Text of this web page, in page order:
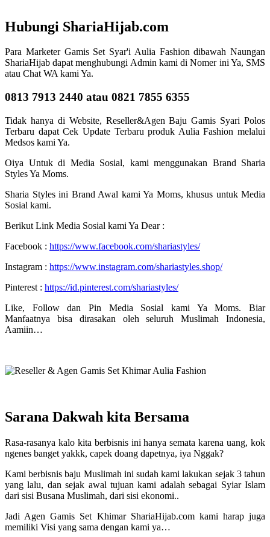
Hubungi ShariaHijab.com
Para Marketer Gamis Set Syar'i Aulia Fashion dibawah Naungan
ShariaHijab dapat menghubungi Admin kami di Nomer ini Ya, SMS
atau Chat WA kami Ya.
0813 7913 2440 atau 0821 7855 6355
Tidak hanya di Website, Reseller&Agen Baju Gamis Syari Polos
Terbaru dapat Cek Update Terbaru produk Aulia Fashion melalui
Medsos kami Ya.
Oiya Untuk di Media Sosial, kami menggunakan Brand Sharia
Styles Ya Moms.
Sharia Styles ini Brand Awal kami Ya Moms, khusus untuk Media
Sosial kami.
Berikut Link Media Sosial kami Ya Dear :
Facebook : https://www.facebook.com/shariastyles/
Instagram : https://www.instagram.com/shariastyles.shop/
Pinterest : https://id.pinterest.com/shariastyles/
Like, Follow dan Pin Media Sosial kami Ya Moms. Biar
Manfaatnya bisa dirasakan oleh seluruh Muslimah Indonesia,
Aamiin…
Sarana Dakwah kita Bersama
Rasa-rasanya kalo kita berbisnis ini hanya semata karena uang, kok
ngenes banget yakkk, capek doang dapetnya, iya Nggak?
Kami berbisnis baju Muslimah ini sudah kami lakukan sejak 3 tahun
yang lalu, dan sejak awal tujuan kami adalah sebagai Syiar Islam
dari sisi Busana Muslimah, dari sisi ekonomi..
Jadi Agen Gamis Set Khimar ShariaHijab.com kami harap juga
memiliki Visi yang sama dengan kami ya…